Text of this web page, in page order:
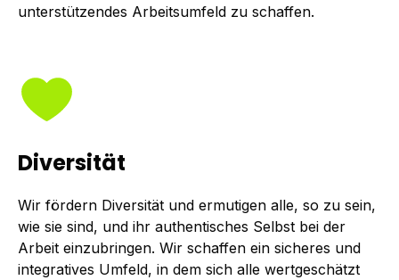
unterstützendes Arbeitsumfeld zu schaffen.
Diversität
Wir fördern Diversität und ermutigen alle, so zu sein,
wie sie sind, und ihr authentisches Selbst bei der
Arbeit einzubringen. Wir schaffen ein sicheres und
integratives Umfeld, in dem sich alle wertgeschätzt